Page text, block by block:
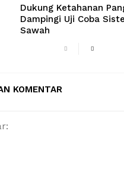
Dukung Ketahanan
Dampingi Uji Coba
Sawah
KOMENTAR